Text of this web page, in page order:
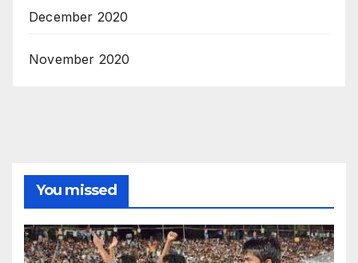
December 2020
November 2020
You missed